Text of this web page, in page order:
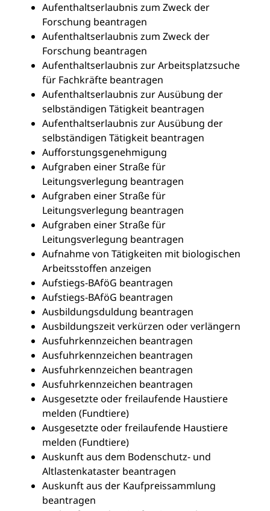
Aufenthaltserlaubnis zum Zweck der
Forschung beantragen
Aufenthaltserlaubnis zum Zweck der
Forschung beantragen
Aufenthaltserlaubnis zur Arbeitsplatzsuche
für Fachkräfte beantragen
Aufenthaltserlaubnis zur Ausübung der
selbständigen Tätigkeit beantragen
Aufenthaltserlaubnis zur Ausübung der
selbständigen Tätigkeit beantragen
Aufforstungsgenehmigung
Aufgraben einer Straße für
Leitungsverlegung beantragen
Aufgraben einer Straße für
Leitungsverlegung beantragen
Aufgraben einer Straße für
Leitungsverlegung beantragen
Aufnahme von Tätigkeiten mit biologischen
Arbeitsstoffen anzeigen
Aufstiegs-BAföG beantragen
Aufstiegs-BAföG beantragen
Ausbildungsduldung beantragen
Ausbildungszeit verkürzen oder verlängern
Ausfuhrkennzeichen beantragen
Ausfuhrkennzeichen beantragen
Ausfuhrkennzeichen beantragen
Ausfuhrkennzeichen beantragen
Ausgesetzte oder freilaufende Haustiere
melden (Fundtiere)
Ausgesetzte oder freilaufende Haustiere
melden (Fundtiere)
Auskunft aus dem Bodenschutz- und
Altlastenkataster beantragen
Auskunft aus der Kaufpreissammlung
beantragen